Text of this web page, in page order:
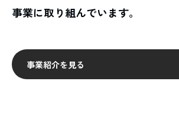
事業に取り組んでいます。
事業紹介を見る